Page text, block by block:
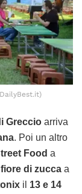
Greccio arriva
. Poi un altro
Food a
di zucca a
il 13 e 14